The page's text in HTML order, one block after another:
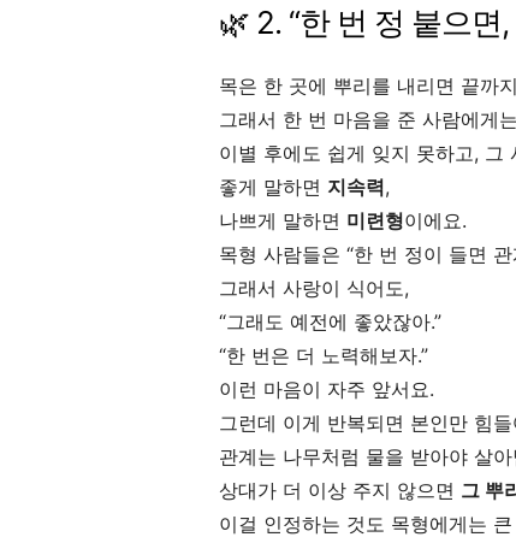
🌿 2. “한 번 정 붙으면
목은 한 곳에 뿌리를 내리면 끝까
그래서 한 번 마음을 준 사람에게는
이별 후에도 쉽게 잊지 못하고, 그
좋게 말하면 지속력,
나쁘게 말하면 미련형이에요.
목형 사람들은 “한 번 정이 들면
그래서 사랑이 식어도,
“그래도 예전에 좋았잖아.”
“한 번은 더 노력해보자.”
이런 마음이 자주 앞서요.
그런데 이게 반복되면 본인만 힘
관계는 나무처럼 물을 받아야 살아
상대가 더 이상 주지 않으면 그 뿌
이걸 인정하는 것도 목형에게는